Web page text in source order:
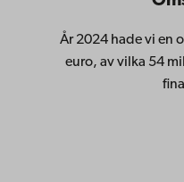
År 2024 hade vi en
euro, av vilka 54